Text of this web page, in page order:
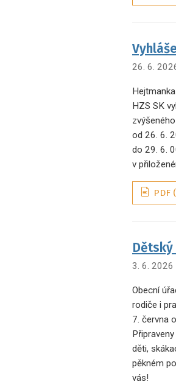
26. 6.
HZS SK
od 26. 6.
do 29. 6.
v
PDF
3. 6. 2026
Obecní
rodiče i
7. června
děti,
pěkném
vás!